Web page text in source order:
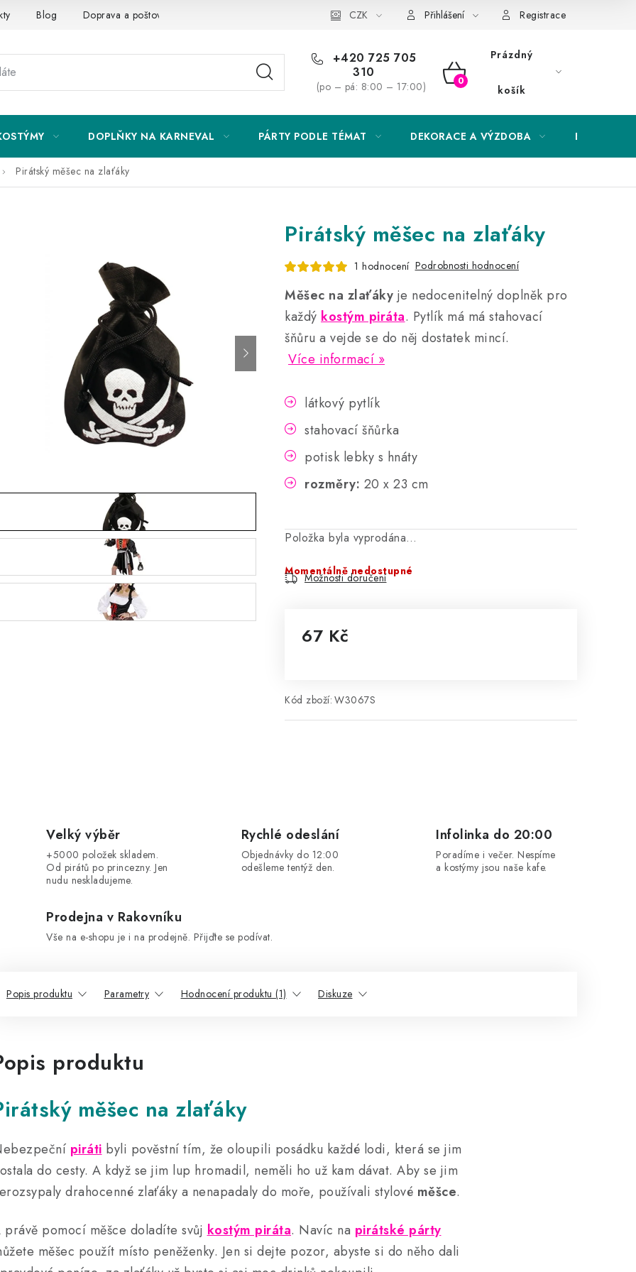
Blog Doprava a poštovné Obchodní podmínky Podmínky ochrany osobních údajů
CZK Přihlášení Registrace
+420 725 705
310
(po – pá: 8:00 – 17:00)
NÁKUPNÍ
Prázdný
košík
DOPLŇKY NA KARNEVAL PÁRTY PODLE TÉMAT DEKORACE A VÝZDOBA
Pirátský měšec na zlaťáky
Pirátský měšec na zlaťáky
1 hodnocení Podrobnosti hodnocení
Měšec na zlaťáky je nedocenitelný doplněk pro
každý kostým piráta. Pytlík má má stahovací
šňůru a vejde se do něj dostatek mincí.
Více informací
látkový pytlík
stahovací šňůrka
potisk lebky s hnáty
rozměry: 20 x 23 cm
Položka byla vyprodána…
Momentálně nedostupné
Možnosti doručení
67 Kč
Kód zboží: W3067S
Velký výběr
+5000 položek skladem.
Od pirátů po princezny. Jen
nudu neskladujeme.
Rychlé odeslání
Objednávky do 12:00
odešleme tentýž den.
Infolinka do 20:00
Poradíme i večer. Nespíme
a kostýmy jsou naše kafe.
Prodejna v Rakovníku
Vše na e-shopu je i na prodejně. Přijďte se podívat.
Popis produktu Parametry Hodnocení produktu (1) Diskuze
produktu
měšec na zlaťáky
piráti byli pověstní tím, že oloupili posádku každé lodi, která se jim
do cesty. A když se jim lup hromadil, neměli ho už kam dávat. Aby se jim
drahocenné zlaťáky a nenapadaly do moře, používali stylové měšce.
právě pomocí měšce doladíte svůj kostým piráta. Navíc na pirátské párty
měšec použít místo peněženky. Jen si dejte pozor, abyste si do něho dali